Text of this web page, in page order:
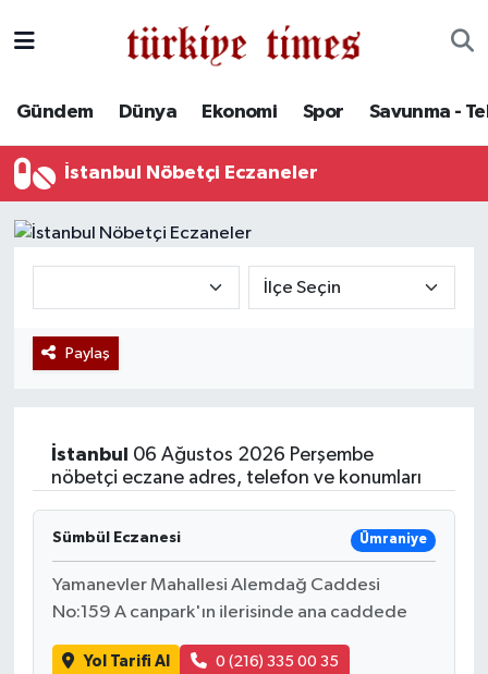
Gündem Dünya Ekonomi Spor Savunma -
İstanbul Nöbetçi Eczaneler
Paylaş
İstanbul
06 Ağustos 2026 Perşembe
nöbetçi eczane adres, telefon ve konumları
Sümbül Eczanesi Ümraniye
Yamanevler Mahallesi Alemdağ Caddesi
No:159 A canpark'ın ilerisinde ana caddede
Yol Tarifi Al 0 (216) 335 00 35
Savunma - Teknoloji
Kültür - Sanat
Son Dakika Haberleri
Haber Arşivi